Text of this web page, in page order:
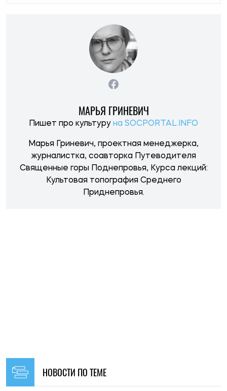
МАРЬЯ ГРИНЕВИЧ
Пишет про культуру на SOCPORTAL.INFO
Марья Гриневич, проектная менеджерка,
журналистка, соавторка Путеводителя
Священные горы Поднепровья, Курса лекций:
Культовая топография Среднего
Приднепровья.
НОВОСТИ ПО ТЕМЕ